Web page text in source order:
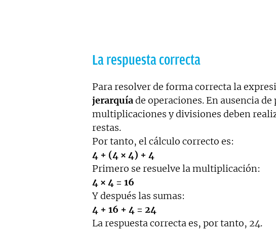
La respuesta correcta
Para resolver de forma correcta la
jerarquíade operaciones. En ausencia
multiplicaciones y divisiones deben
restas.
Por tanto, el cálculo correcto es:
4 + (4 × 4) + 4
Primero se resuelve la multiplicación:
4 × 4 = 16
Y después las sumas:
4 + 16 + 4 = 24
La respuesta correcta es, por tanto, 24.